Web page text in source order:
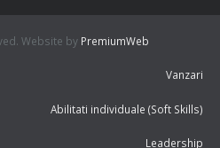
Website by PremiumWeb
Vanzari
Abilitati individuale (Soft Skills)
Leadership